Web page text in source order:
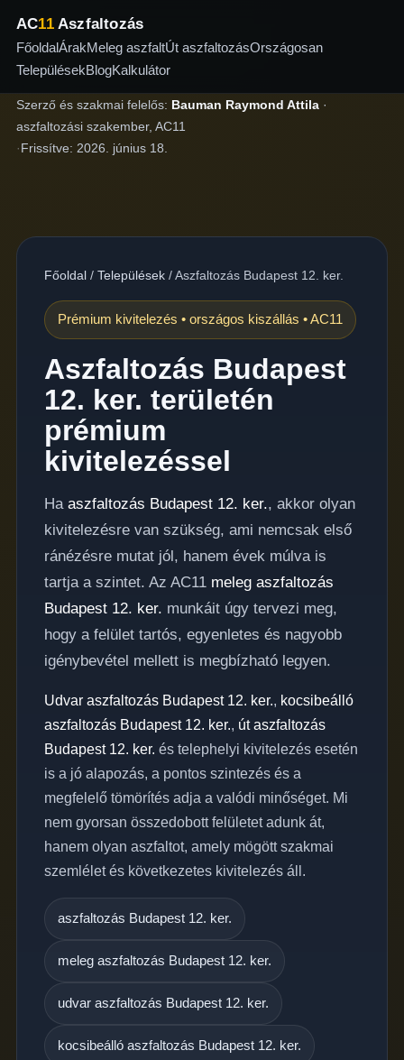
AC11Aszfaltozás
FőoldalÁrakMeleg aszfaltÚt aszfaltozásOrszágosan
TelepülésekBlogKalkulátor
Szerző és szakmai felelős: Bauman Raymond Attila·
aszfaltozási szakember, AC11
·Frissítve: 2026. június 18.
Főoldal/ Települések/Aszfaltozás Budapest 12. ker.
Prémium kivitelezés • országos kiszállás • AC11
Aszfaltozás Budapest
12. ker. területén
prémium
kivitelezéssel
Ha aszfaltozás Budapest 12. ker., akkor olyan
kivitelezésre van szükség, ami nemcsak első
ránézésre mutat jól, hanem évek múlva is
tartja a szintet. Az AC11 meleg aszfaltozás
Budapest 12. ker. munkáit úgy tervezi meg,
hogy a felület tartós, egyenletes és nagyobb
igénybevétel mellett is megbízható legyen.
Udvar aszfaltozás Budapest 12. ker., kocsibeálló
aszfaltozás Budapest 12. ker., út aszfaltozás
Budapest 12. ker. és telephelyi kivitelezés esetén
is a jó alapozás, a pontos szintezés és a
megfelelő tömörítés adja a valódi minőséget. Mi
nem gyorsan összedobott felületet adunk át,
hanem olyan aszfaltot, amely mögött szakmai
szemlélet és következetes kivitelezés áll.
aszfaltozás Budapest 12. ker.
meleg aszfaltozás Budapest 12. ker.
udvar aszfaltozás Budapest 12. ker.
kocsibeálló aszfaltozás Budapest 12. ker.